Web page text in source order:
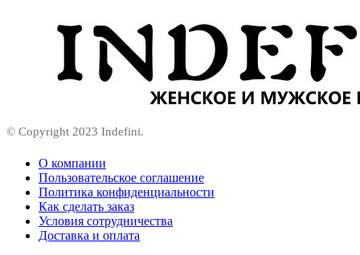
© Copyright 2023 Indefini.
О компании
Пользовательское соглашение
Политика конфиденциальности
Как сделать заказ
Условия сотрудничества
Доставка и оплата